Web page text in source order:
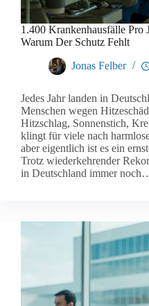
1.400 Krankenhausfälle Pro
Warum Der Schutz Fehlt
Jonas Felber
Jedes Jahr landen in
Menschen wegen
Hitzschlag, Sonnenstich,
klingt für viele nach
aber eigentlich ist es ein
Trotz wiederkehrender
in Deutschland immer